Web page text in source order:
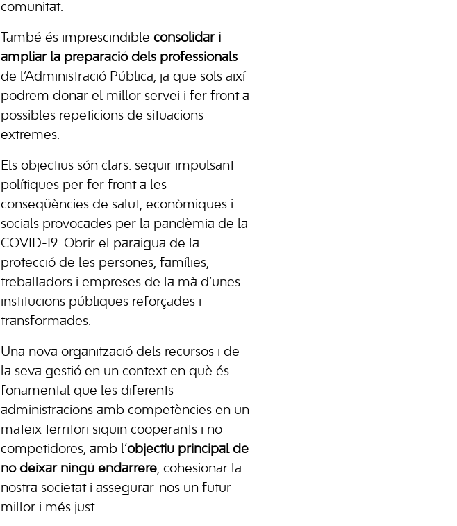
comunitat.
També és imprescindible consolidar i
ampliar la preparació dels professionals
de l’Administració Pública, ja que sols així
podrem donar el millor servei i fer front a
possibles repeticions de situacions
extremes.
Els objectius són clars: seguir impulsant
polítiques per fer front a les
conseqüències de salut, econòmiques i
socials provocades per la pandèmia de la
COVID-19. Obrir el paraigua de la
protecció de les persones, famílies,
treballadors i empreses de la mà d’unes
institucions públiques reforçades i
transformades.
Una nova organització dels recursos i de
la seva gestió en un context en què és
fonamental que les diferents
administracions amb competències en un
mateix territori siguin cooperants i no
competidores, amb l’objectiu principal de
no deixar ningú endarrere, cohesionar la
nostra societat i assegurar-nos un futur
millor i més just.